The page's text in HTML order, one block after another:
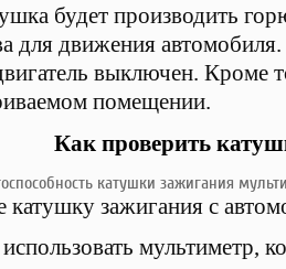
будет производить
для движения
выключен. Кроме
помещении.
Как проверить
катушку зажигания с
мультиметр,